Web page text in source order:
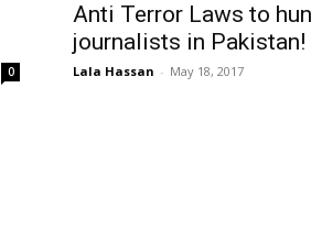
0
Anti Terror Laws to
journalists in Pakistan!
Lala Hassan - May 18, 2017